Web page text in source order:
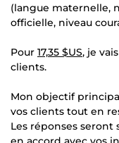
(langue maternelle,
officielle, niveau
Pour 17,35 $US, je
clients.
Mon objectif
vos clients tout en
Les réponses seront